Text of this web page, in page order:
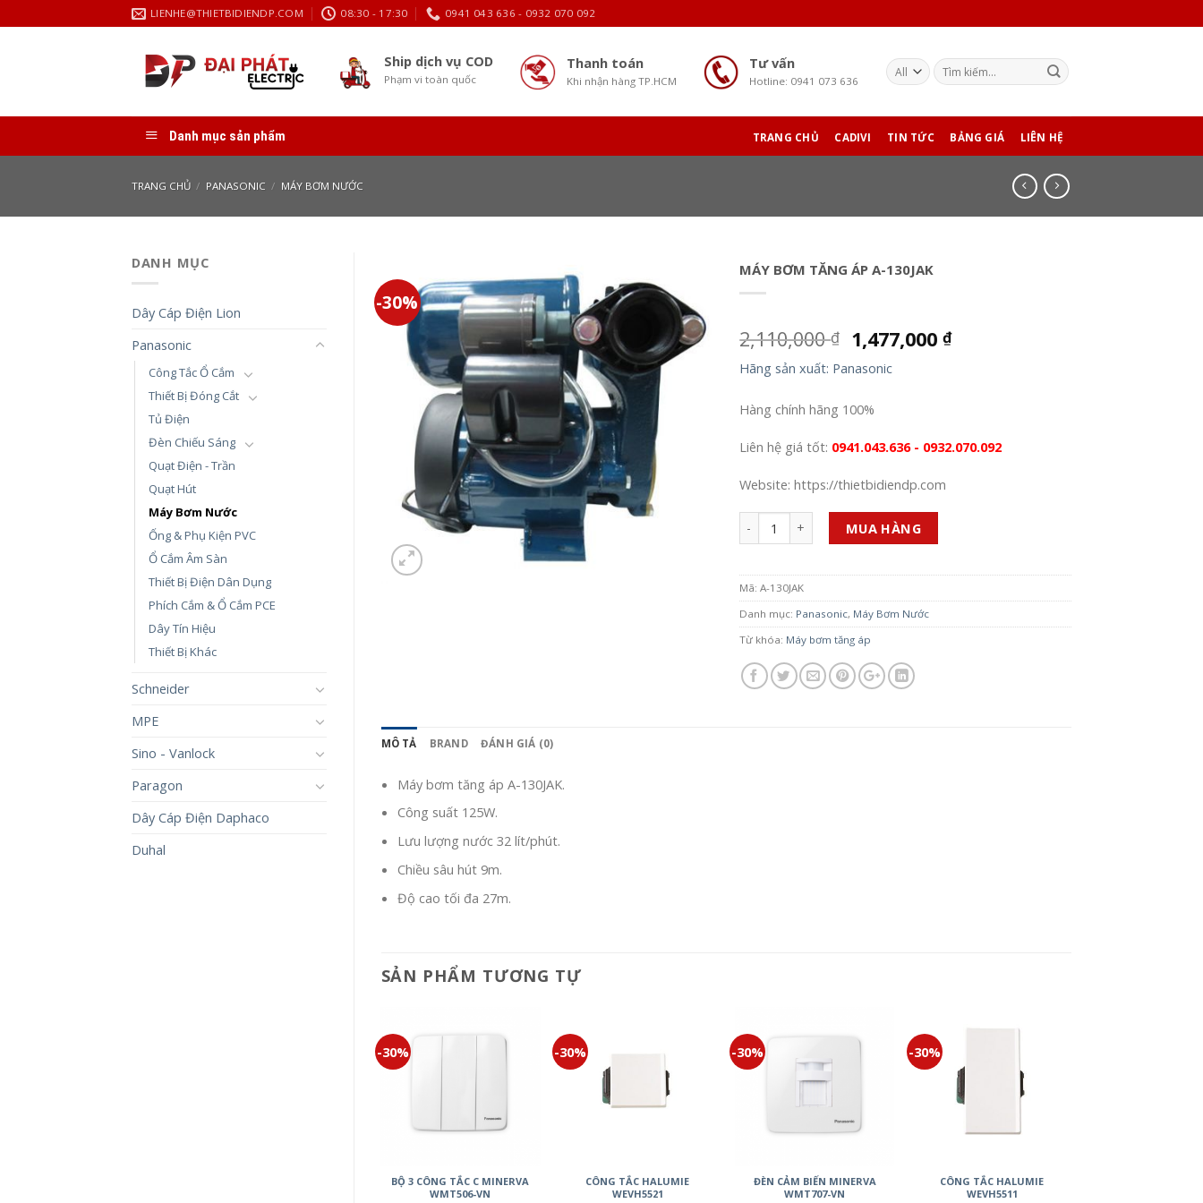
to
LIENHE@THIETBIDIENDP.COM 08:30 - 17:30 0941 043 636 - 0932 070 092
Ship dịch vụ COD
Phạm vi toàn quốc
Thanh toán
Khi nhận hàng TP.HCM
Tư vấn
Hotline: 0941 073 636
Danh mục sản phẩm TRANG CHỦ CADIVI TIN TỨC BẢNG GIÁ LIÊN HỆ
TRANG CHỦ / PANASONIC / MÁY BƠM NƯỚC
DANH MỤC
Dây Cáp Điện Lion
Panasonic
Công Tắc Ổ Cắm
Thiết Bị Đóng Cắt
Tủ Điện
Đèn Chiếu Sáng
Quạt Điện - Trần
Quạt Hút
Máy Bơm Nước
Ống & Phụ Kiện PVC
Ổ Cắm Âm Sàn
Thiết Bị Điện Dân Dụng
Phích Cắm & Ổ Cắm PCE
Dây Tín Hiệu
Thiết Bị Khác
Schneider
MPE
Sino - Vanlock
Paragon
Dây Cáp Điện Daphaco
Duhal
-30%
MÁY BƠM TĂNG ÁP A-130JAK
2,110,000₫ 1,477,000 ₫
Hãng sản xuất: Panasonic
Hàng chính hãng 100%
Liên hệ giá tốt: 0941.043.636 - 0932.070.092
Website: https://thietbidiendp.com
MUA HÀNG
Mã:A-130JAK
Danh mục: Panasonic, Máy Bơm Nước
Từ khóa: Máy bơm tăng áp
MÔ TẢ BRAND ĐÁNH GIÁ (0)
Máy bơm tăng áp A-130JAK.
Công suất 125W.
Lưu lượng nước 32 lít/phút.
Chiều sâu hút 9m.
Độ cao tối đa 27m.
SẢN PHẨM TƯƠNG TỰ
-30%
BỘ 3 CÔNG TẮC C MINERVA
WMT506-VN
-30%
CÔNG TẮC HALUMIE
WEVH5521
-30%
ĐÈN CẢM BIẾN MINERVA
WMT707-VN
-30%
CÔNG TẮC HALUMIE
WEVH5511